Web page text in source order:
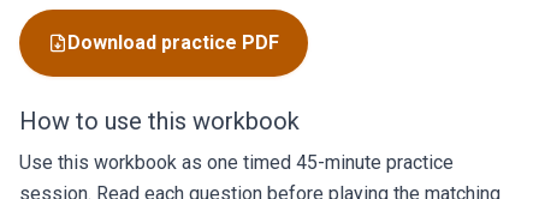
Download practice PDF
How to use this workbook
Use this workbook as one timed 45-minute practice
session. Read each question before playing the matching